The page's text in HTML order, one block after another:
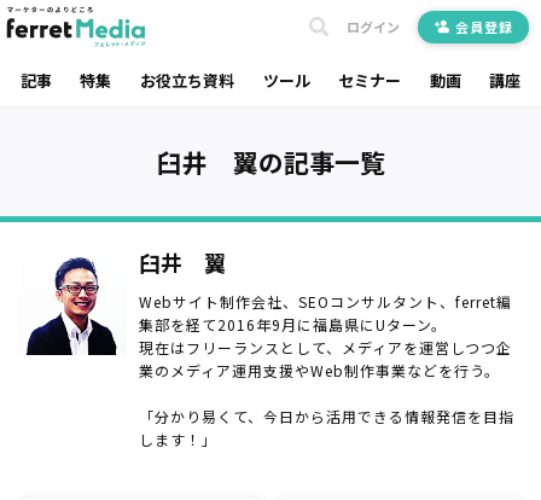
記事 特集 お役立ち資料 ツール セミナー 動画 講座
ログイン 会員登録
臼井 翼の記事一覧
臼井 翼
Webサイト制作会社、SEOコンサルタント、ferret編
集部を経て2016年9月に福島県にUターン。
現在はフリーランスとして、メディアを運営しつつ企
業のメディア運用支援やWeb制作事業などを行う。
「分かり易くて、今日から活用できる情報発信を目指
します！」